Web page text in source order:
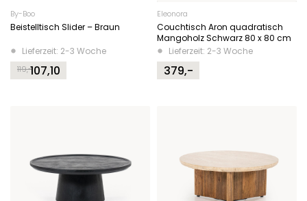
By-Boo
Beistelltisch Slider – Braun
Lieferzeit: 2-3 Woche
119,-
Original
107,10
Current
Eleonora
Couchtisch Aron quadratisch
Mangoholz Schwarz 80 x 80 cm
Lieferzeit: 2-3 Woche
379,-